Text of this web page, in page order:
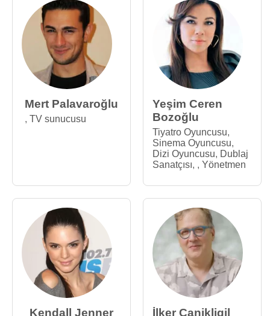
Mert Palavaroğlu
, TV sunucusu
Yeşim Ceren
Bozoğlu
Tiyatro Oyuncusu,
Sinema Oyuncusu,
Dizi Oyuncusu, Dublaj
Sanatçısı, , Yönetmen
Kendall Jenner İlker Canikligil